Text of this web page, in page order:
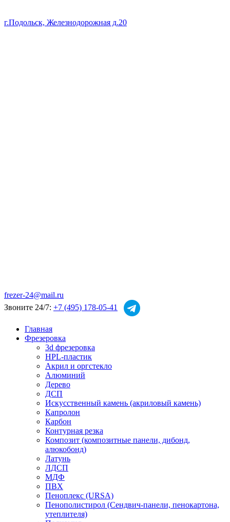
г.Подольск, Железнодорожная д.20
frezer-24@mail.ru
Звоните 24/7: +7 (495) 178-05-41
Главная
Фрезеровка
3d фрезеровка
HPL-пластик
Акрил и оргстекло
Алюминий
Дерево
ДСП
Искусственный камень (акриловый камень)
Капролон
Карбон
Контурная резка
Композит (композитные панели, дибонд,
алюкобонд)
Латунь
ЛДСП
МДФ
ПВХ
Пеноплекс (URSA)
Пенополистирол (Сендвич-панели, пенокартона,
утеплителя)